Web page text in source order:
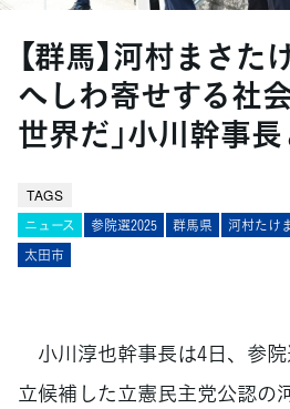
【群馬】河村まさた
へしわ寄せする社
世界だ」小川幹事
TAGS
ニュース 参院選2025 群馬県 河村たけ
太田市
小川淳也幹事長は4日、参
立候補した立憲民主党公認の